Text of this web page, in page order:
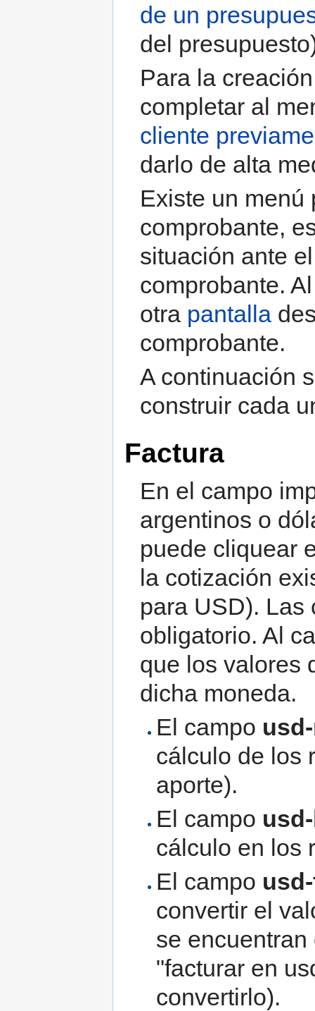
de un
del
Para la
completar al
cliente
darlo de alta
Existe un menú
comprobante,
situación ante
comprobante.
otra pantalla
comprobante.
A continuación
construir cada
Factura
En el campo
argentinos o
puede cliquear
la cotización
para USD). Las
obligatorio. Al
que los valores
dicha moneda.
El campo
cálculo de los
aporte).
El campo
cálculo en los
El campo
convertir el
se
"facturar en
convertirlo).